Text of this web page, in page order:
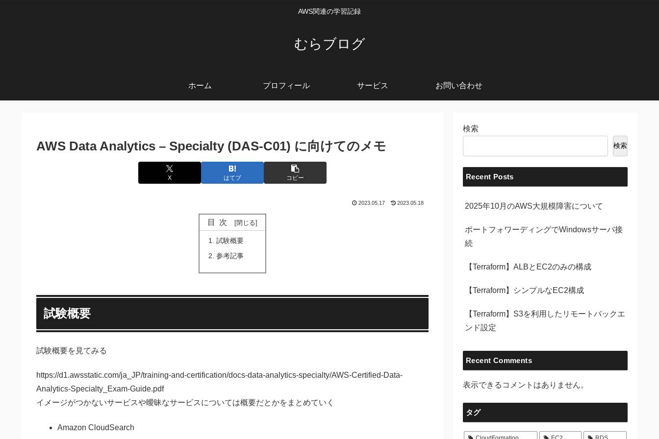
AWS関連の学習記録
むらブログ
ホーム プロフィール サービス お問い合わせ
AWS Data Analytics – Specialty (DAS-C01) に向けてのメモ
X はてブ コピー
2023.05.17 2023.05.18
目次
試験概要
参考記事
試験概要
試験概要を見てみる
https://d1.awsstatic.com/ja_JP/training-and-certification/docs-data-analytics-specialty/AWS-Certified-Data-
Analytics-Specialty_Exam-Guide.pdf
イメージがつかないサービスや曖昧なサービスについては概要だとかをまとめていく
Amazon CloudSearch
検索
検索
Recent Posts
2025年10月のAWS大規模障害について
ポートフォワーディングでWindowsサーバ接
続
【Terraform】ALBとEC2のみの構成
【Terraform】シンプルなEC2構成
【Terraform】S3を利用したリモートバックエ
ンド設定
Recent Comments
表示できるコメントはありません。
タグ